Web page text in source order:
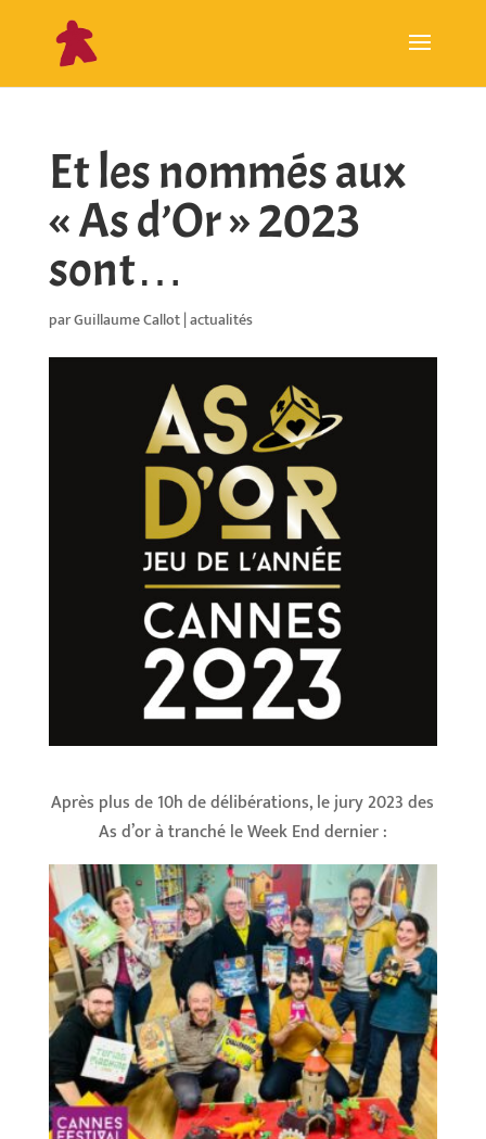
Et les nommés aux
« As d’Or » 2023
sont…
parGuillaume Callot|actualités
Après plus de 10h de délibérations, le jury 2023 des
As d’or à tranché le Week End dernier :